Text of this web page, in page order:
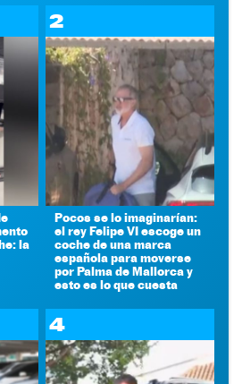
la
2
Pocos se lo imaginarían:
el rey Felipe VI escoge un
coche de una marca
española para moverse
por Palma de Mallorca y
esto es lo que cuesta
4